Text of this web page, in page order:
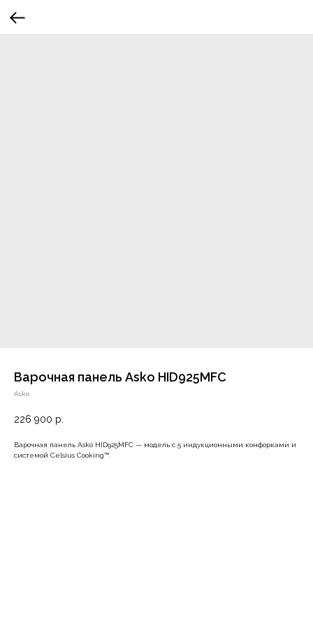
Варочная панель Asko HID925MFC
Asko
226 900 р.
Варочная панель Asko HID925MFC — модель c 5 индукционными конфорками и
системой Celsius Cooking™.